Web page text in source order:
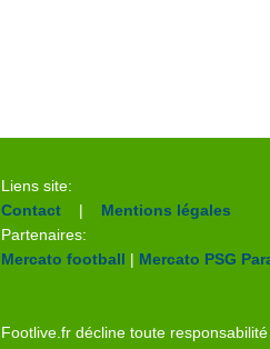
Liens site:
Contact | Mentions légales
Partenaires:
Mercato football | Mercato PSG
Footlive.fr décline toute